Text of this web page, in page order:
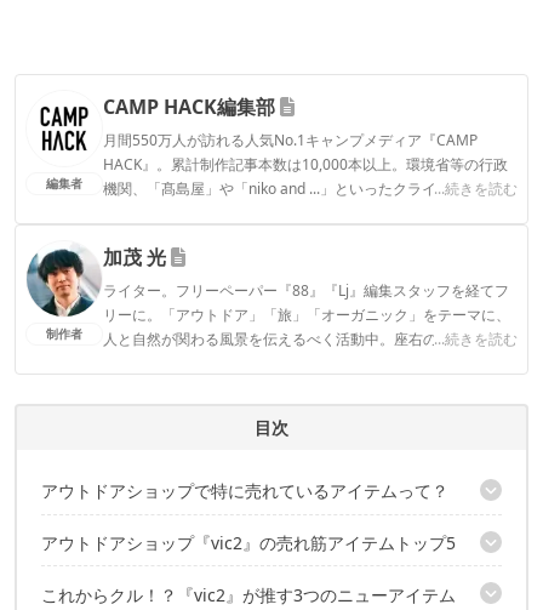
編集者
CAMP HACK編集部
月間550万人が訪れる人気No.1キャンプメディア『CAMP
HACK』。累計制作記事本数は10,000本以上。環境省等の行政
機関、「髙島屋」や「niko and ...」といったクライアントとの
...続きを読む
CAMP HACK編集部のプロフィール
制作者
加茂 光
ライター。フリーペーパー『88』『Lj』編集スタッフを経てフ
リーに。「アウトドア」「旅」「オーガニック」をテーマに、
人と自然が関わる風景を伝えるべく活動中。座右の銘は「ルー
...続きを読む
目次
アウトドアショップで特に売れているアイテムって？
今回は、アウトドアショップ『vic2』の売れ筋商品をヒアリング
お話を伺ったのは、vic2の勝俣さん
アウトドアショップ『vic2』の売れ筋アイテムトップ5
第5位：FORE「LEDライト スモール」
これからクル！？『vic2』が推す3つのニューアイテム